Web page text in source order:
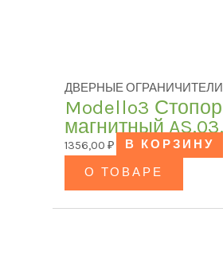
ДВЕРНЫЕ ОГРАНИЧИТЕЛИ
Modello3
магнитный
1356,00 ₽
В КОРЗИНУ
О ТОВАРЕ